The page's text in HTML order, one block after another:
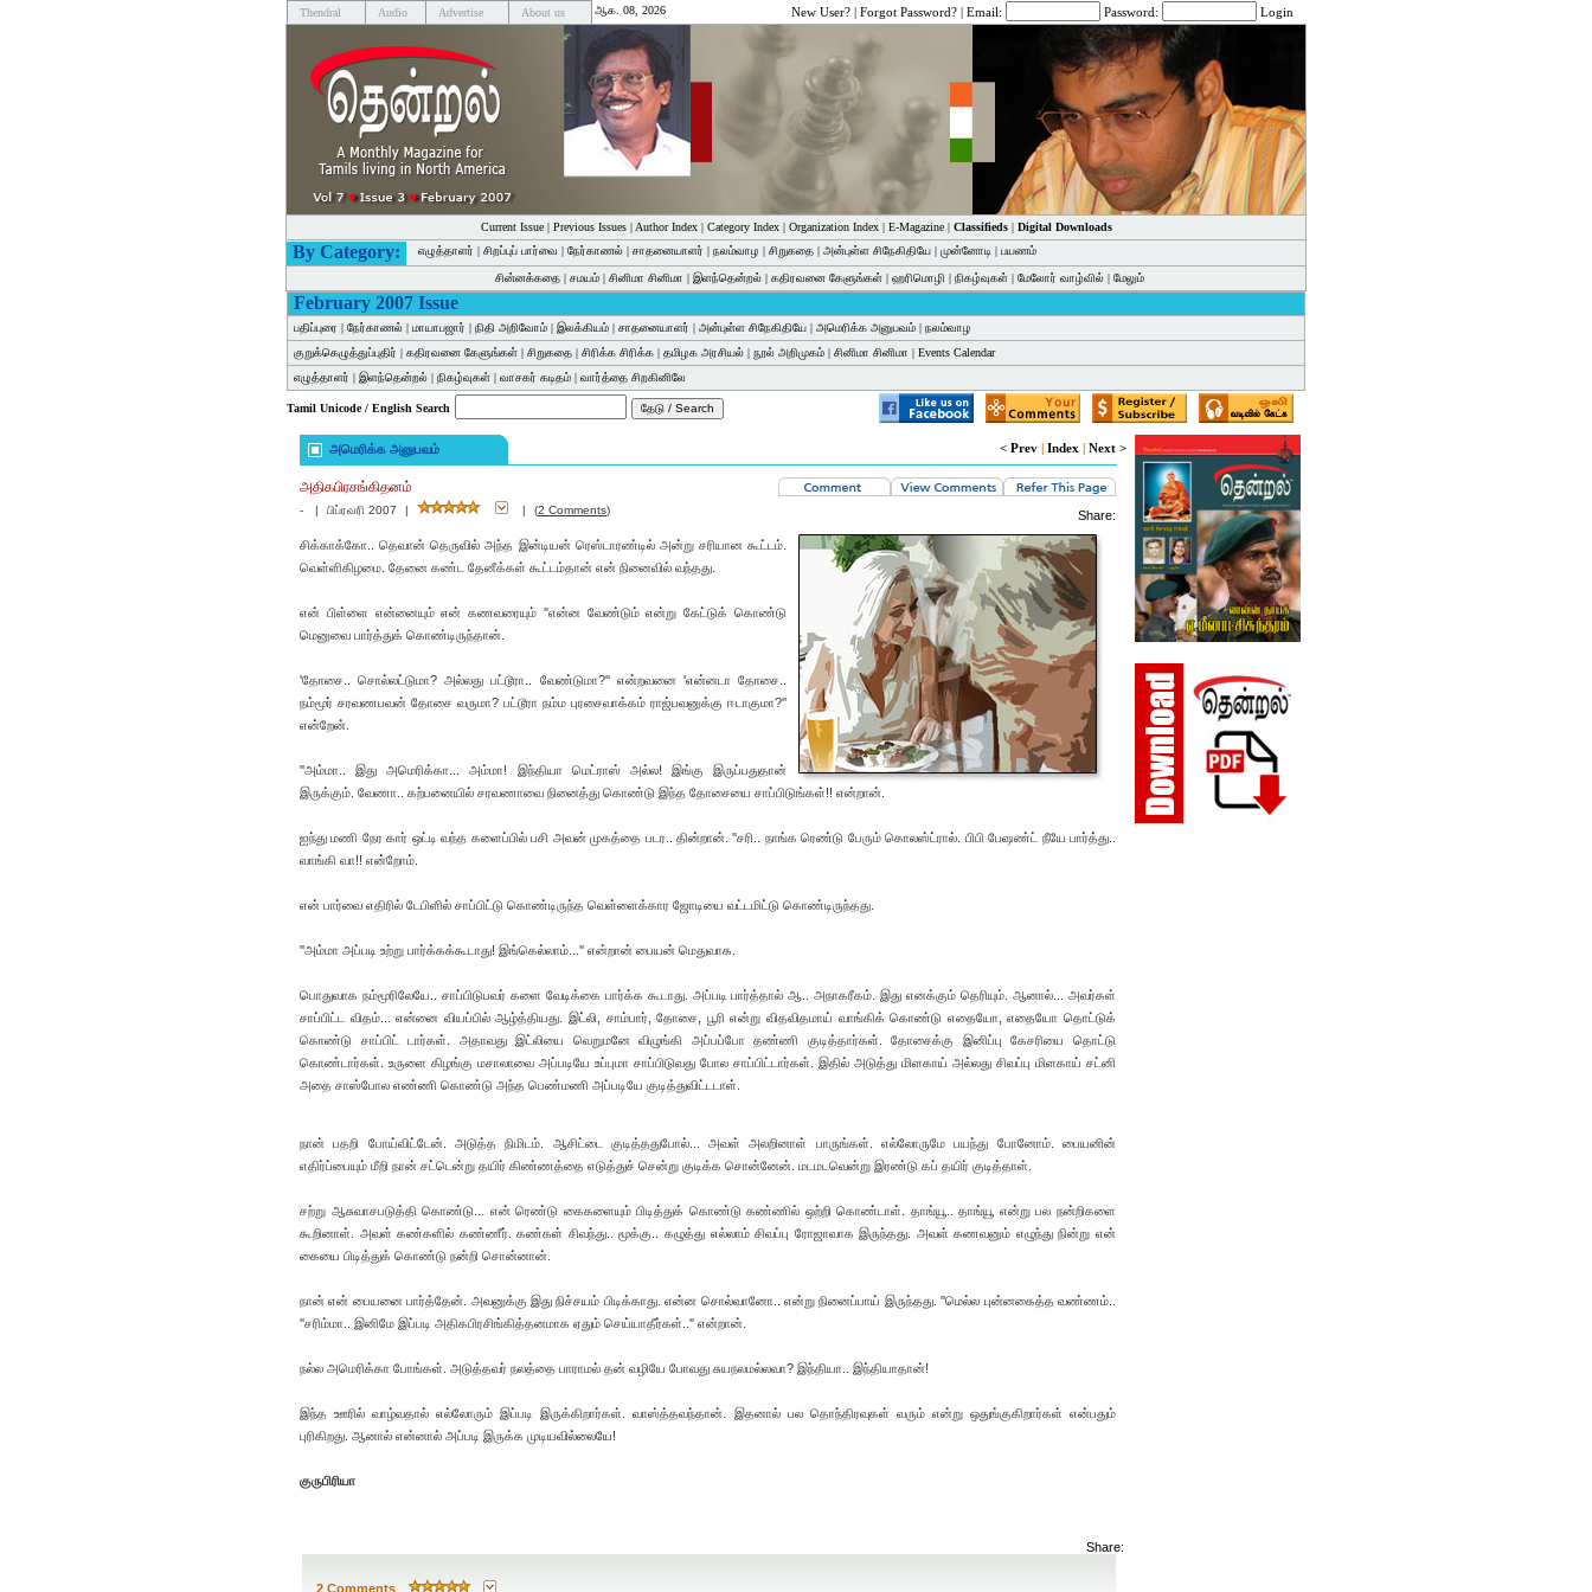
Thendral Audio Advertise About us ஆக. 08, 2026 New User? | Forgot Password? | Email: Password: Login
Current Issue| Previous Issues| Author Index| Category Index| Organization Index| E-Magazine| Classifieds| Digital Downloads
By Category: எழுத்தாளர் | சிறப்புப் பார்வை | நேர்காணல் | சாதனையாளர் | நலம்வாழ | சிறுகதை | அன்புள்ள சிநேகிதியே | முன்னோடி | பயணம்
சின்னக்கதை | சமயம் | சினிமா சினிமா | இளந்தென்றல் | கதிரவனை கேளுங்கள் | ஹரிமொழி | நிகழ்வுகள் | மேலோர் வாழ்வில் | மேலும்
February 2007 Issue
பதிப்புரை | நேர்காணல் | மாயாபஜார் | நிதி அறிவோம் | இலக்கியம் | சாதனையாளர் | அன்புள்ள சிநேகிதியே | அமெரிக்க அனுபவம் | நலம்வாழ
குறுக்கெழுத்துப்புதிர் | கதிரவனை கேளுங்கள் | சிறுகதை | சிரிக்க சிரிக்க | தமிழக அரசியல் | நூல் அறிமுகம் | சினிமா சினிமா | Events Calendar
எழுத்தாளர் | இளந்தென்றல் | நிகழ்வுகள் | வாசகர் கடிதம் | வார்த்தை சிறகினிலே
Tamil Unicode / English Search
அமெரிக்க அனுபவம் < Prev | Index | Next >
அதிகபிரசங்கிதனம்
- | பிப்ரவரி 2007 | | (2 Comments) Share:
சிக்காக்கோ.. தெவான் தெருவில் அந்த இன்டியன் ரெஸ்டாரண்டில் அன்று சரியான கூட்டம்.
வெள்ளிகிழமை. தேனை கண்ட தேனீக்கள் கூட்டம்தான் என் நினைவில் வந்தது.
என் பிள்ளை என்னையும் என் கணவரையும் ''என்ன வேண்டும் என்று கேட்டுக் கொண்டு
மெனுவை பார்த்துக் கொண்டிருந்தான்.
'தோசை.. சொல்லட்டுமா? அல்லது பட்டூரா.. வேண்டுமா?'' என்றவனை 'என்னடா தோசை..
நம்மூர் சரவணபவன் தோசை வருமா? பட்டூரா நம்ம புரசைவாக்கம் ராஜ்பவனுக்கு ஈடாகுமா?''
என்றேன்.
''அம்மா.. இது அமெரிக்கா... அம்மா! இந்தியா மெட்ராஸ் அல்ல! இங்கு இருப்பதுதான்
இருக்கும். வேணா.. கற்பனையில் சரவணாவை நினைத்து கொண்டு இந்த தோசையை சாப்பிடுங்கள்!! என்றான்.
ஐந்து மணி நேர கார் ஒட்டி வந்த களைப்பில் பசி அவன் முகத்தை படர.. தின்றான். ''சரி.. நாங்க ரெண்டு பேரும் கொலஸ்ட்ரால். பிபி பேஷண்ட் நீயே பார்த்து..
வாங்கி வா!! என்றோம்.
என் பார்வை எதிரில் டேபிளில் சாப்பிட்டு கொண்டிருந்த வெள்ளைக்கார ஜோடியை வட்டமிட்டு கொண்டிருந்தது.
''அம்மா அப்படி உற்று பார்க்கக்கூடாது! இங்கெல்லாம்...'' என்றான் பையன் மெதுவாக.
பொதுவாக நம்மூரிலேயே.. சாப்பிடுபவர் களை வேடிக்கை பார்க்க கூடாது. அப்படி பார்த்தால் ஆ.. அநாகரீகம். இது எனக்கும் தெரியும். ஆனால்... அவர்கள்
சாப்பிட்ட விதம்... என்னை வியப்பில் ஆழ்த்தியது. இட்லி, சாம்பார், தோசை, பூரி என்று விதவிதமாய் வாங்கிக் கொண்டு எதையோ, எதையோ தொட்டுக்
கொண்டு சாப்பிட் டார்கள். அதாவது இட்லியை வெறுமனே விழுங்கி அப்பப்போ தண்ணி குடித்தார்கள். தோசைக்கு இனிப்பு கேசரியை தொட்டு
கொண்டார்கள். உருளை கிழங்கு மசாலாவை அப்படியே உப்புமா சாப்பிடுவது போல சாப்பிட்டார்கள். இதில் அடுத்து மிளகாய் அல்லது சிவப்பு மிளகாய் சட்னி
அதை சாஸ்போல எண்ணி கொண்டு அந்த பெண்மணி அப்படியே குடித்துவிட்டடாள்.
நான் பதறி போய்விட்டேன். அடுத்த நிமிடம். ஆசிட்டை குடித்ததுபோல்... அவள் அலறினாள் பாருங்கள். எல்லோருமே பயந்து போனோம். பையனின்
எதிர்ப்பையும் மீறி நான் சட்டென்று தயிர் கிண்ணத்தை எடுத்துச் சென்று குடிக்க சொன்னேன். மடமடவென்று இரண்டு கப் தயிர் குடித்தாள்.
சற்று ஆசுவாசபடுத்தி கொண்டு... என் ரெண்டு கைகளையும் பிடித்துக் கொண்டு கண்ணில் ஒற்றி கொண்டாள். தாங்யூ.. தாங்யூ என்று பல நன்றிகளை
கூறினாள். அவள் கண்களில் கண்ணீர். கண்கள் சிவந்து.. மூக்கு.. கழுத்து எல்லாம் சிவப்பு ரோஜாவாக இருந்தது. அவள் கணவனும் எழுந்து நின்று என்
கையை பிடித்துக் கொண்டு நன்றி சொன்னான்.
நான் என் பையனை பார்த்தேன். அவனுக்கு இது நிச்சயம் பிடிக்காது. என்ன சொல்வானோ.. என்று நினைப்பாய் இருந்தது. ''மெல்ல புன்னகைத்த வண்ணம்..
''சரிம்மா.. இனிமே இப்படி அதிகபிரசிங்கித்தனமாக ஏதும் செய்யாதீர்கள்..'' என்றான்.
நல்ல அமெரிக்கா போங்கள். அடுத்தவர் நலத்தை பாராமல் தன் வழியே போவது சுயநலமல்லவா? இந்தியா.. இந்தியாதான்!
இந்த ஊரில் வாழ்வதால் எல்லோரும் இப்படி இருக்கிறார்கள். வாஸ்த்தவந்தான். இதனால் பல தொந்திரவுகள் வரும் என்று ஒதுங்குகிறார்கள் என்பதும்
புரிகிறது. ஆனால் என்னால் அப்படி இருக்க முடியவில்லையே!
குருபிரியா
Share:
2 Comments